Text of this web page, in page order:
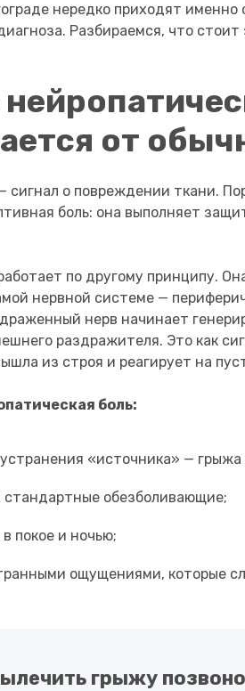
нередко приходят
Разбираемся, что стоит
от
сигнал о повреждении ткани.
боль: она выполняет
по другому принципу.
нервной системе —
нерв начинает
раздражителя. Это как
из строя и реагирует на
боль:
«источника» — грыжа
стандартные обезболивающие;
покое и ночью;
ощущениями, которые
грыжу